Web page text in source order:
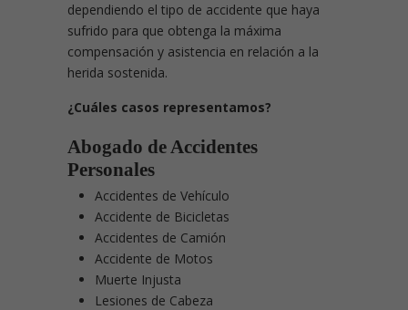
dependiendo el tipo de accidente que haya
sufrido para que obtenga la máxima
compensación y asistencia en relación a la
herida sostenida.
¿Cuáles casos representamos?
Abogado de Accidentes
Personales
Accidentes de Vehículo
Accidente de Bicicletas
Accidentes de Camión
Accidente de Motos
Muerte Injusta
Lesiones de Cabeza